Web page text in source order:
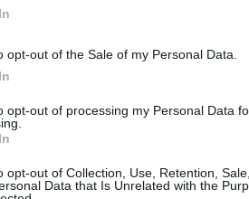
opt-out of the Sale of my Personal Data.
opt-out of processing my Personal Data
opt-out of Collection, Use, Retention,
Data that Is Unrelated with the
virs militārās
pamanīti
droni
šoferiem